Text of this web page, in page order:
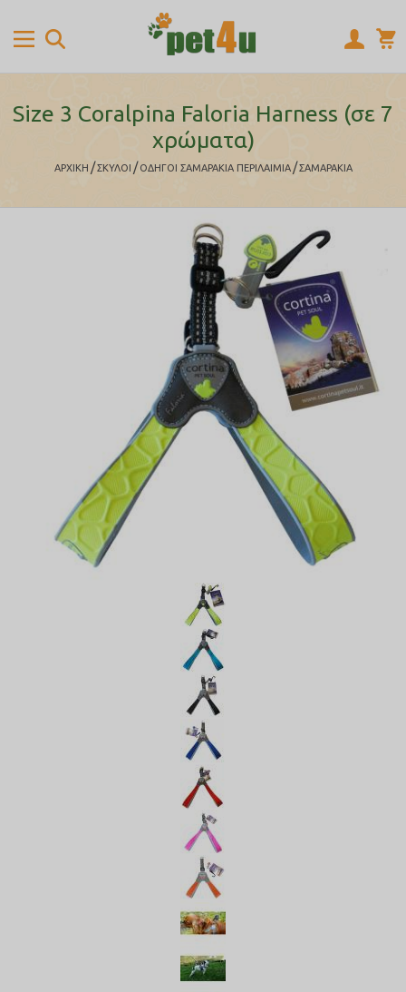
Size 3 Coralpina Faloria Harness (σε 7
χρώματα)
ΑΡΧΙΚΉ / ΣΚΥΛΟΙ / ΟΔΗΓΟΙ ΣΑΜΑΡΑΚΙΑ ΠΕΡΙΛΑΙΜΙΑ / ΣΑΜΑΡΑΚΙΑ